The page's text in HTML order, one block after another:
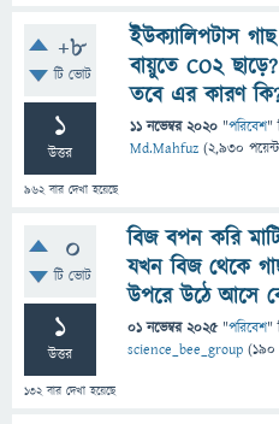
+8
টি ভোট
1
উত্তর
962বার দেখা হয়েছে
ইউক্যালিপটাস
বায়ুতে CO2
তবে এর কারণ
11 নভেম্বর 2020 "পরিবেশ"
Md.Mahfuz (2,930
0
টি ভোট
1
উত্তর
132বার দেখা হয়েছে
বিজ বপন করি
যখন বিজ থেকে
উপরে উঠে আসে
01 নভেম্বর 2025 "পরিবেশ"
science_bee_group (190